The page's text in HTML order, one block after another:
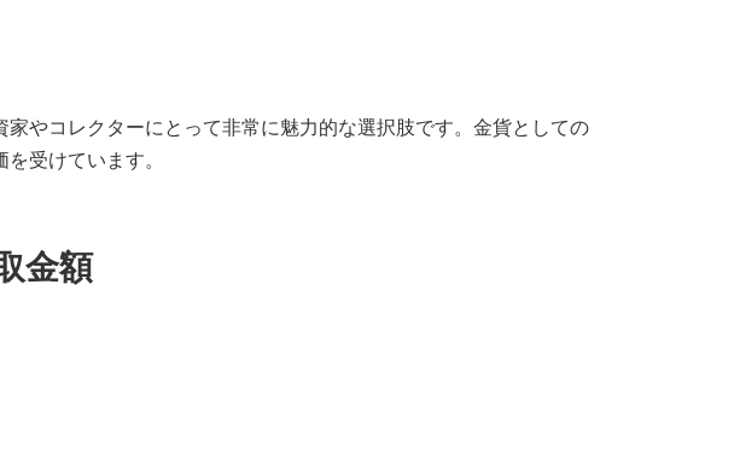
やコレクターにとって非常に魅力的な選択肢です。金貨としての
受けています。
金額